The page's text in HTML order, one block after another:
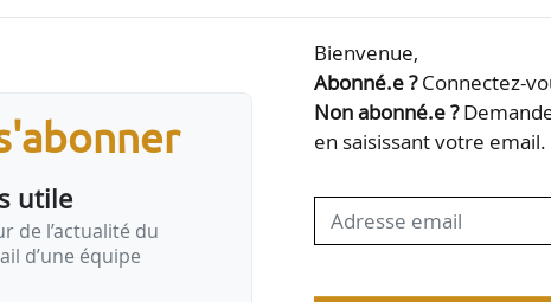
souhaitant être référencés par l’EPA Paris-Saclay »,
Yvette (Essonne) et la communaut…
utile
de l’actualité du
d’une équipe
Bienvenue,
Abonné.e ?Connectez-
Non abonné.e ?
en saisissant votre email.